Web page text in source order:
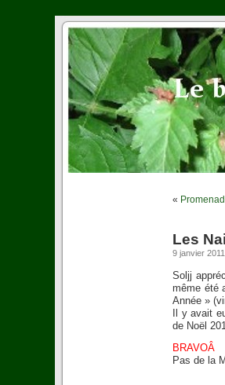
«
Les
9 janvier
Soljj
même été
Année »
Il y avait
de Noël
BRAVOÂ
Pas de la